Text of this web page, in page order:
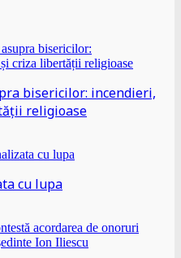
bisericilor: incendieri,
religioase
cu lupa